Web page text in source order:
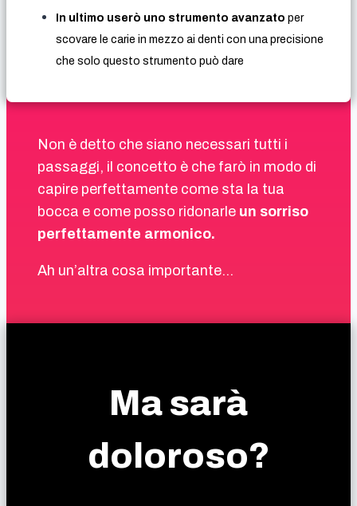
In ultimo userò uno strumento avanzato per
scovare le carie in mezzo ai denti con una precisione
che solo questo strumento può dare
Non è detto che siano necessari tutti i
passaggi, il concetto è che farò in modo di
capire perfettamente come sta la tua
bocca e come posso ridonarle un sorriso
perfettamente armonico.
Ah un’altra cosa importante…
Ma sarà
doloroso?